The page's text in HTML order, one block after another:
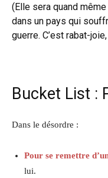
(Elle sera quand
dans un pays qui
guerre. C’est rabat-
Bucket List :
Dans le désordre :
Pour se remettre
lui.